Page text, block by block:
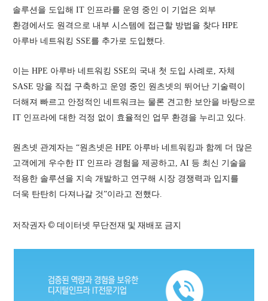
솔루션을 도입해 IT 인프라를 운영 중인 이 기업은 외부
환경에서도 원격으로 내부 시스템에 접근할 방법을 찾다 HPE
아루바 네트워킹 SSE를 추가로 도입했다.
이는 HPE 아루바 네트워킹 SSE의 국내 첫 도입 사례로, 자체
SASE 망을 직접 구축하고 운영 중인 원츠넷의 뛰어난 기술력이
더해져 빠르고 안정적인 네트워크는 물론 견고한 보안을 바탕으로
IT 인프라에 대한 걱정 없이 효율적인 업무 환경을 누리고 있다.
원츠넷 관계자는 “원츠넷은 HPE 아루바 네트워킹과 함께 더 많은
고객에게 우수한 IT 인프라 경험을 제공하고, AI 등 최신 기술을
적용한 솔루션을 지속 개발하고 연구해 시장 경쟁력과 입지를
더욱 탄탄히 다져나갈 것”이라고 전했다.
저작권자 © 데이터넷 무단전재 및 재배포 금지